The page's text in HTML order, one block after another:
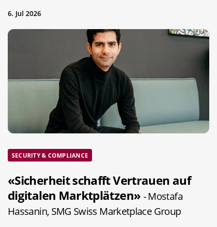
6. Jul 2026
SECURITY & COMPLIANCE
«Sicherheit schafft Vertrauen auf
digitalen Marktplätzen» - Mostafa
Hassanin, SMG Swiss Marketplace Group